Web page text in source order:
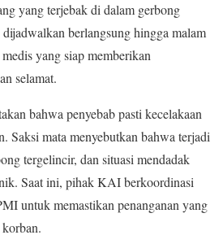
yang terjebak di dalam gerbong
dijadwalkan berlangsung hingga malam
yang siap memberikan
selamat.
bahwa penyebab pasti kecelakaan
Saksi mata menyebutkan bahwa terjadi
tergelincir, dan situasi mendadak
Saat ini, pihak KAI berkoordinasi
untuk memastikan penanganan yang